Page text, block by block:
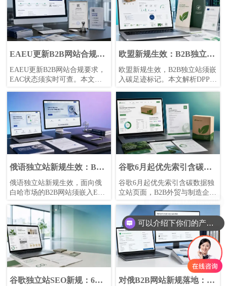
帮助企业提前布局合规出海。
合规风险，抢先稳住俄罗斯市
场订单。
EAEU更新B2B网站合规要
求：EAC状态须实时可查
EAEU更新B2B网站合规要求，
EAC状态须实时可查。本文解
立站、认证展示与供应商白名
单准入的影响，帮助出口企业
快速判断网站合规风险与优化
方向。
欧盟新规生效：B2B独立站
须嵌入碳足迹标记
欧盟新规生效，B2B独立站须嵌
入碳足迹标记。本文解析DPP与
求，帮助外贸企业同步提升
Google EU搜索表现、CE审核协
同与海外采购商ESG信任度。
俄语独立站新规生效：B2B
网站须嵌入EAC认证查询
入口
俄语独立站新规生效，面向俄
白哈市场的B2B网站须嵌入EAC
Rosaccreditation API。本文解析
规则影响、招标风险与网站合
规应对，助企业抢先布局俄语
独立站营销。
谷歌6月起优先索引含碳数
据独立站页面
谷歌6月起优先索引含碳数据独
立站页面，B2B外贸与制造企业
若缺少结构化产品碳足迹数
据，或面临收录与排名压力。
本文解读Google新规、采购准
入变化及独立站SEO应对重
点。
谷歌独立站SEO新规：6月
对俄B2B网站新规落地：须
可以介绍下你们的产品么